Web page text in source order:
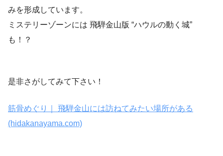
みを形成しています。
ミステリーゾーンには 飛騨金山版 “ハウルの動く城”
も！？
是非さがしてみて下さい！
筋骨めぐり｜ 飛騨金山には訪ねてみたい場所がある
(hidakanayama.com)